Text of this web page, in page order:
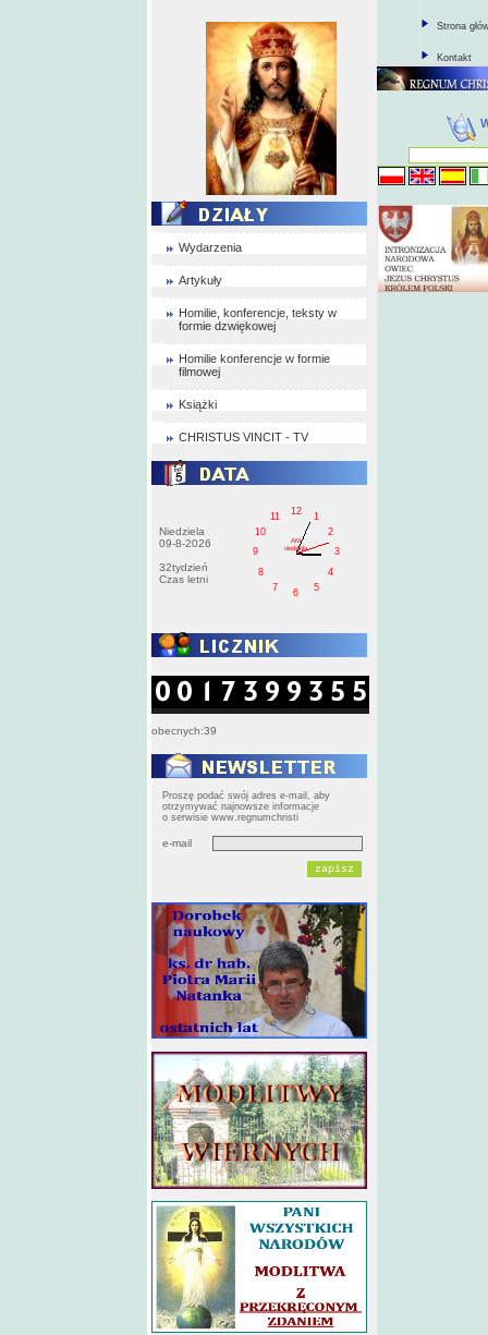
Wydarzenia
Artykuły
Homilie, konferencje, teksty w
formie dzwiękowej
Homilie konferencje w formie
filmowej
Książki
CHRISTUS VINCIT - TV
Niedziela
09-8-2026
32tydzień
Czas letni
1
2
3
4
5
6
7
8
9
10
11
12
AM
niedziela
obecnych:39
Proszę podać swój adres e-mail, aby
otrzymywać najnowsze informacje
o serwisie www.regnumchristi
e-mail
Strona
Kontakt